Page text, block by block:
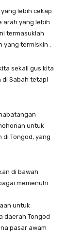
lebih cekap
arah yang lebih
termasuklah
termiskin .
sekali gus kita
di Sabah tetapi
untuk
Tongod, yang
di bawah
memenuhi
untuk
daerah Tongod
pasar awam